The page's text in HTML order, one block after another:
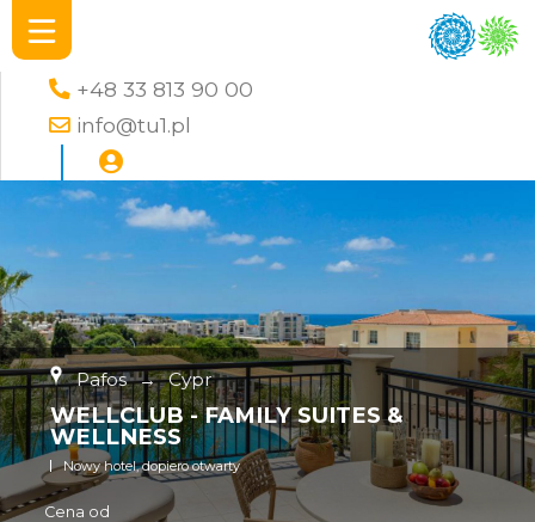
+48 33 813 90 00
info@tu1.pl
Pafos → Cypr
WELLCLUB - FAMILY SUITES &
WELLNESS
Nowy hotel, dopiero otwarty
Cena od